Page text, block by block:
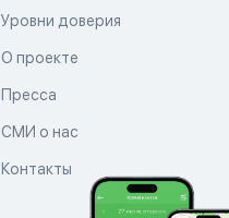
Уровни доверия
О проекте
Пресса
СМИ о нас
Контакты